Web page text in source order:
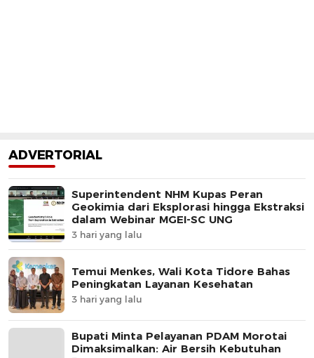
ADVERTORIAL
Superintendent NHM Kupas Peran
Geokimia dari Eksplorasi hingga Ekstraksi
dalam Webinar MGEI-SC UNG
3 hari yang lalu
Temui Menkes, Wali Kota Tidore Bahas
Peningkatan Layanan Kesehatan
3 hari yang lalu
Bupati Minta Pelayanan PDAM Morotai
Dimaksimalkan: Air Bersih Kebutuhan